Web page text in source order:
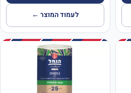
לעמוד המוצר ←